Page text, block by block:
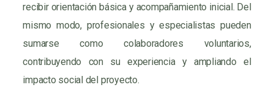
recibir orientación básica y acompañamiento inicial. Del
mismo modo, profesionales y especialistas pueden
sumarse como colaboradores voluntarios,
contribuyendo con su experiencia y ampliando el
impacto social del proyecto.